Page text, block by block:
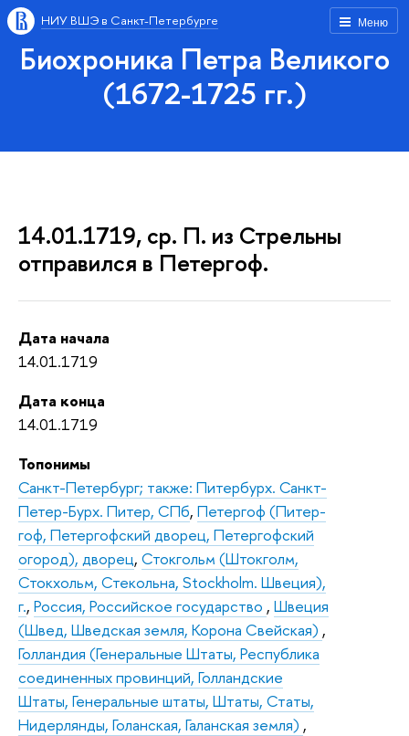
Меню
НИУ ВШЭ в Санкт-Петербурге
Биохроника Петра Великого
(1672-1725 гг.)
14.01.1719, ср. П. из Стрельны
отправился в Петергоф.
Дата начала
14.01.1719
Дата конца
14.01.1719
Топонимы
Санкт-Петербург; также: Питербурх. Санкт-
Петер-Бурх. Питер, СПб, Петергоф (Питер-
гоф, Петергофский дворец, Петергофский
огород), дворец, Стокгольм (Штокголм,
Стокхольм, Стекольна, Stockholm. Швеция),
г., Россия, Российское государство , Швеция
(Швед, Шведская земля, Корона Свейская) ,
Голландия (Генеральные Штаты, Республика
соединенных провинций, Голландские
Штаты, Генеральные штаты, Штаты, Статы,
Нидерлянды, Голанская, Галанская земля) ,